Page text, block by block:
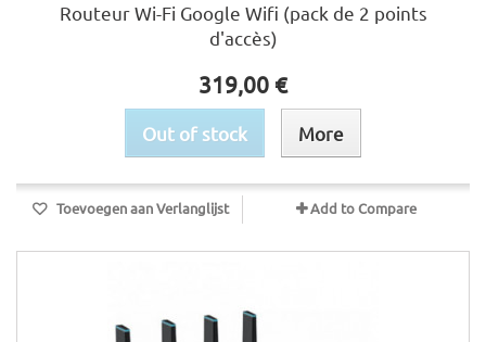
Routeur Wi-Fi Google Wifi (pack de 2 points
d'accès)
319,00 €
Out of stock More
Toevoegen aan Verlanglijst Add to Compare